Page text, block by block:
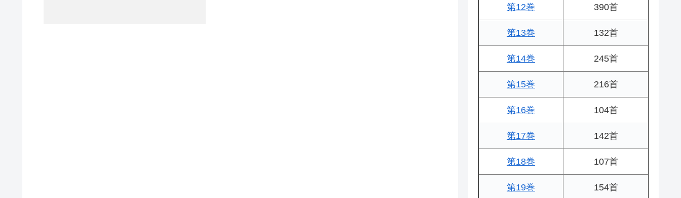
第12巻 390首
第13巻 132首
第14巻 245首
第15巻 216首
第16巻 104首
第17巻 142首
第18巻 107首
第19巻 154首